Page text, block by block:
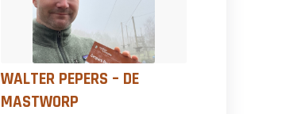
WALTER PEPERS – DE
MASTWORP